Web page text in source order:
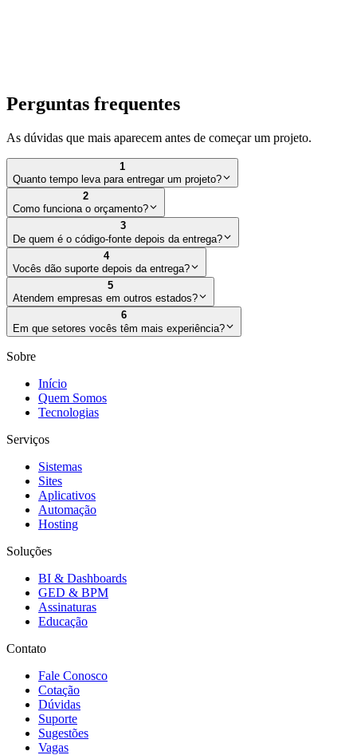
Perguntas frequentes
As dúvidas que mais aparecem antes de começar um projeto.
1
Quanto tempo leva para entregar um projeto?
2
Como funciona o orçamento?
3
De quem é o código-fonte depois da entrega?
4
Vocês dão suporte depois da entrega?
5
Atendem empresas em outros estados?
6
Em que setores vocês têm mais experiência?
Sobre
Início
Quem Somos
Tecnologias
Serviços
Sistemas
Sites
Aplicativos
Automação
Hosting
Soluções
BI & Dashboards
GED & BPM
Assinaturas
Educação
Contato
Fale Conosco
Cotação
Dúvidas
Suporte
Sugestões
Vagas